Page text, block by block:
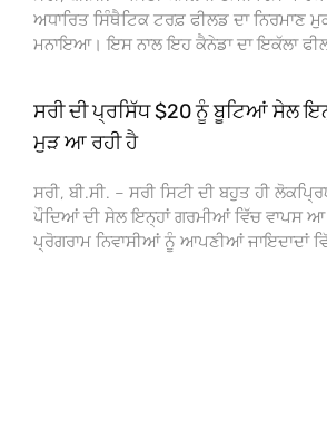
ਅਧਾਰਿਤ ਸਿੰਥੈਟਿਕ ਟਰਫ਼ ਫੀਲਡ ਦਾ ਨਿਰਮਾਣ
ਮਨਾਇਆ। ਇਸ ਨਾਲ ਇਹ ਕੈਨੇਡਾ ਦਾ ਇਕੱਲਾ
ਸਰੀ ਦੀ ਪ੍ਰਸਿੱਧ $20 ਨੂੰ ਬੂਟਿਆਂ ਸੇਲ
ਮੁੜ ਆ ਰਹੀ ਹੈ
ਸਰੀ, ਬੀ.ਸੀ. – ਸਰੀ ਸਿਟੀ ਦੀ ਬਹੁਤ ਹੀ
ਪੌਦਿਆਂ ਦੀ ਸੇਲ ਇਨ੍ਹਾਂ ਗਰਮੀਆਂ ਵਿੱਚ ਵਾਪਸ
ਪ੍ਰੋਗਰਾਮ ਨਿਵਾਸੀਆਂ ਨੂੰ ਆਪਣੀਆਂ ਜਾਇਦਾਦਾਂ